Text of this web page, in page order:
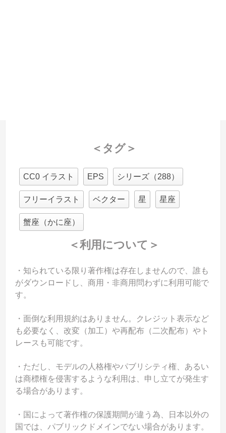
＜タグ＞
CC0 イラスト EPS シリーズ（288）
フリーイラスト ベクター 星 星座
蟹座（かに座）
＜利用について＞
・知られている限り著作権は存在しませんので、誰も
がダウンロードし、商用・非商用問わずに利用可能で
す。
・面倒な利用規約はありません。クレジット表示など
も必要なく、改変（加工）や再配布（二次配布）やト
レースも可能です。
・ただし、モデルの人格権やパブリシティ権、あるい
は商標権を侵害するような利用は、申し立てが発生す
る場合があります。
・国によって著作権の保護期間が違う為、日本以外の
国では、パブリックドメインでない場合があります。